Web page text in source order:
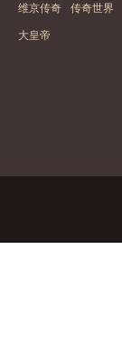
维京传奇 传奇世界
大皇帝